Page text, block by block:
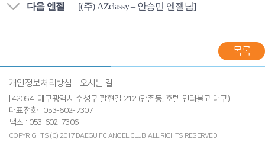
다음 엔젤 [(주) AZclassy – 안승민 엔젤님]
목록
개인정보처리방침 오시는 길
[42064] 대구광역시 수성구 팔현길 212 (만촌동, 호텔 인터불고 대구)
대표전화 : 053-602-7307
팩스 : 053-602-7306
COPYRIGHTS (C) 2017 DAEGU FC ANGEL CLUB. ALL RIGHTS RESERVED.